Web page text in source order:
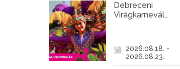
Debreceni
Virágkarnevál
2026.08.18. -
2026.08.23.